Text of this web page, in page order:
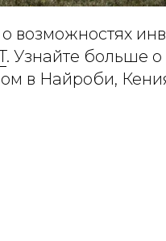
возможностях
. Узнайте больше
в Найроби,